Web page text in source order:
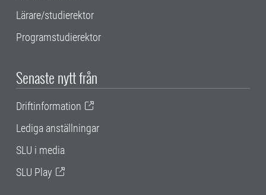
Lärare/studierektor
Programstudierektor
Senaste nytt från
Driftinformation
Lediga anställningar
SLU i media
SLU Play